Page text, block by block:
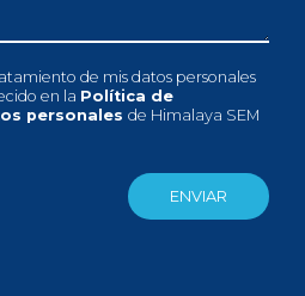
de mis datos personales
en la Política de
personales de Himalaya SEM